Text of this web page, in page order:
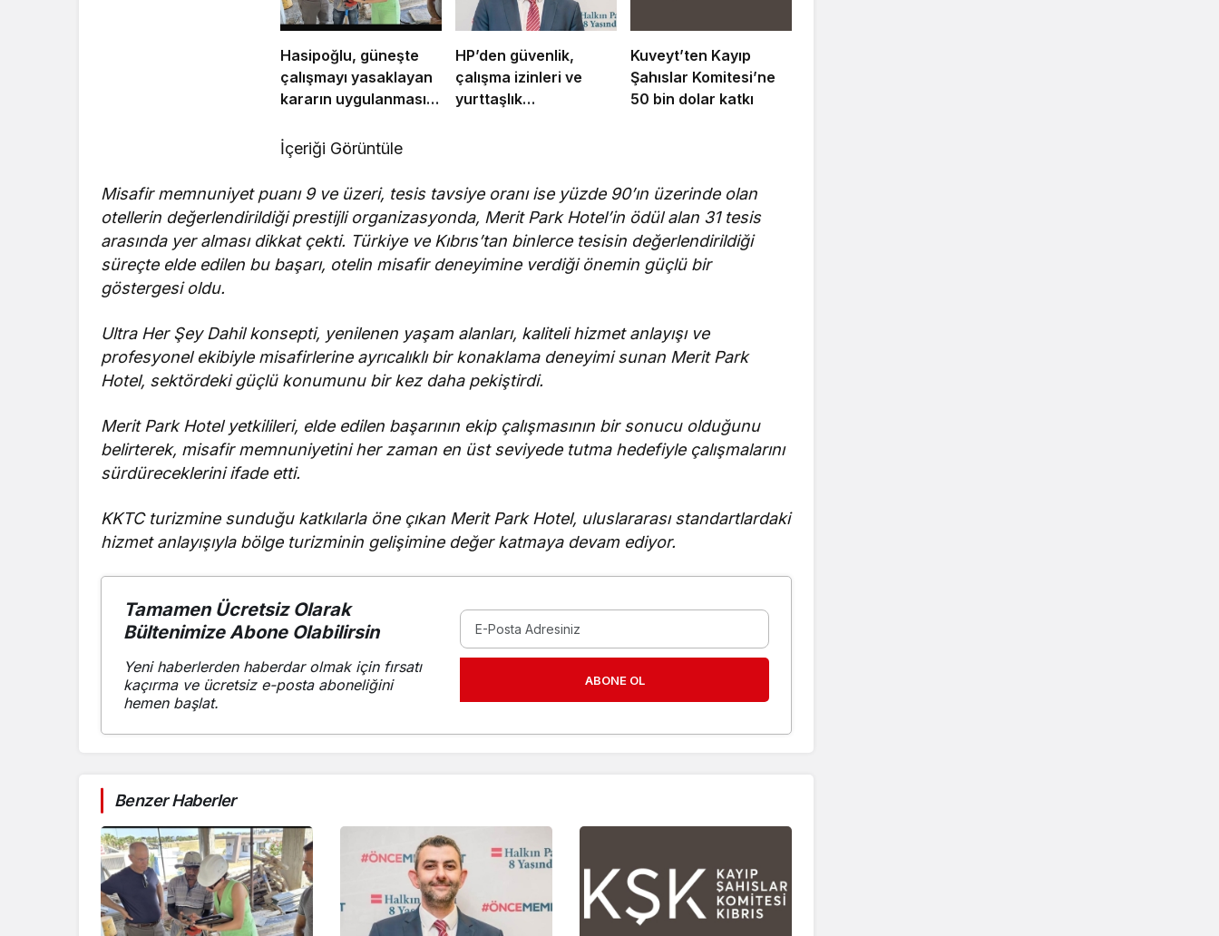
Hasipoğlu, güneşte
çalışmayı yasaklayan
kararın uygulanmasını
denetledi
HP’den güvenlik,
çalışma izinleri ve
yurttaşlık
Kuveyt’ten Kayıp
Şahıslar Komitesi’ne
50 bin dolar katkı
İçeriği Görüntüle
Misafir memnuniyet puanı 9 ve üzeri, tesis tavsiye oranı ise yüzde 90’ın üzerinde olan
otellerin değerlendirildiği prestijli organizasyonda, Merit Park Hotel’in ödül alan 31 tesis
arasında yer alması dikkat çekti. Türkiye ve Kıbrıs’tan binlerce tesisin değerlendirildiği
süreçte elde edilen bu başarı, otelin misafir deneyimine verdiği önemin güçlü bir
göstergesi oldu.
Ultra Her Şey Dahil konsepti, yenilenen yaşam alanları, kaliteli hizmet anlayışı ve
profesyonel ekibiyle misafirlerine ayrıcalıklı bir konaklama deneyimi sunan Merit Park
Hotel, sektördeki güçlü konumunu bir kez daha pekiştirdi.
Merit Park Hotel yetkilileri, elde edilen başarının ekip çalışmasının bir sonucu olduğunu
belirterek, misafir memnuniyetini her zaman en üst seviyede tutma hedefiyle çalışmalarını
sürdüreceklerini ifade etti.
KKTC turizmine sunduğu katkılarla öne çıkan Merit Park Hotel, uluslararası standartlardaki
hizmet anlayışıyla bölge turizminin gelişimine değer katmaya devam ediyor.
Tamamen Ücretsiz Olarak
Bültenimize Abone Olabilirsin
Yeni haberlerden haberdar olmak için fırsatı
kaçırma ve ücretsiz e-posta aboneliğini
hemen başlat.
ABONE OL
Benzer Haberler